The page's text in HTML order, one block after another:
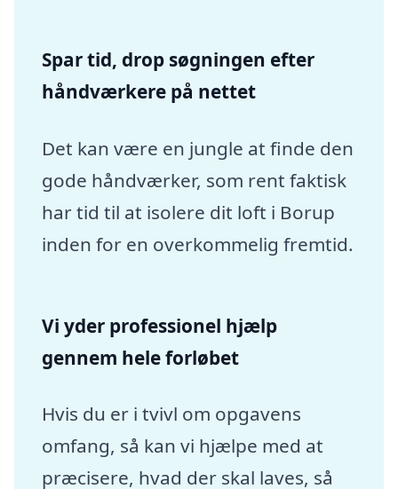
Spar tid, drop søgningen efter
håndværkere på nettet
Det kan være en jungle at finde den
gode håndværker, som rent faktisk
har tid til at isolere dit loft i Borup
inden for en overkommelig fremtid.
Vi yder professionel hjælp
gennem hele forløbet
Hvis du er i tvivl om opgavens
omfang, så kan vi hjælpe med at
præcisere, hvad der skal laves, så